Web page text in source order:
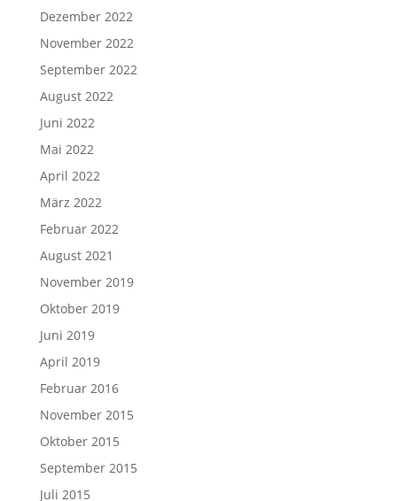
Dezember 2022
November 2022
September 2022
August 2022
Juni 2022
Mai 2022
April 2022
März 2022
Februar 2022
August 2021
November 2019
Oktober 2019
Juni 2019
April 2019
Februar 2016
November 2015
Oktober 2015
September 2015
Juli 2015